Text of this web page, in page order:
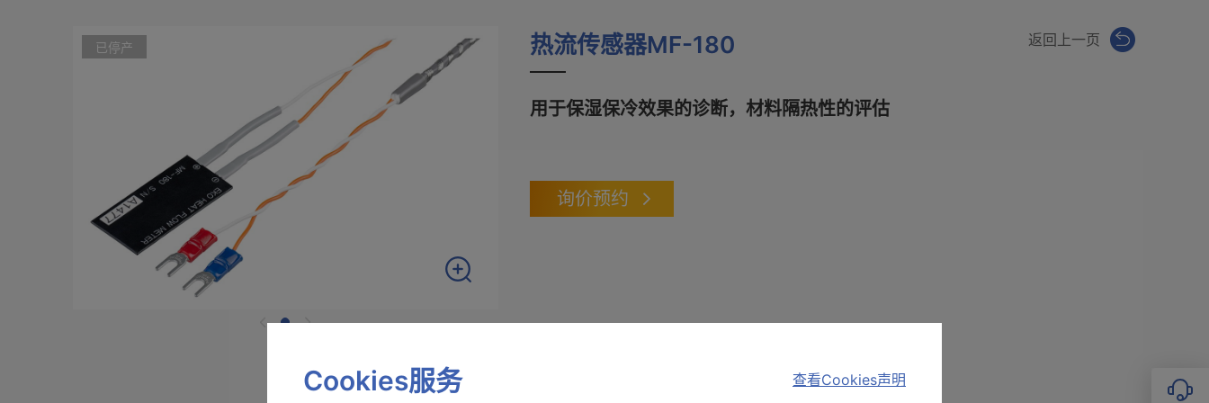
已停产 热流传感器MF-180 返回上一页
用于保湿保冷效果的诊断，材料隔热性的评估
询价预约
Cookies服务 查看Cookies声明